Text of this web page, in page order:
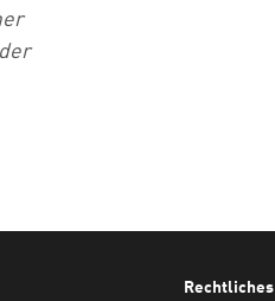
Rechtliches